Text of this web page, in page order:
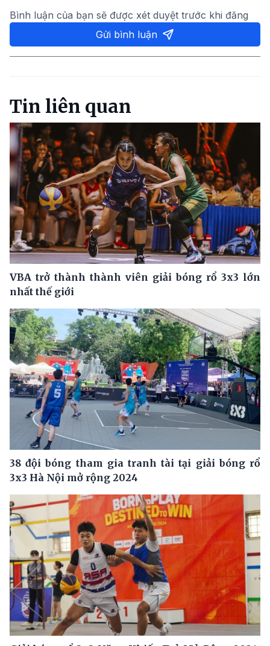
Bình luận của bạn sẽ được xét duyệt trước khi đăng
Gửi bình luận
Tin liên quan
VBA trở thành thành viên giải bóng rổ 3x3 lớn
nhất thế giới
38 đội bóng tham gia tranh tài tại giải bóng rổ
3x3 Hà Nội mở rộng 2024